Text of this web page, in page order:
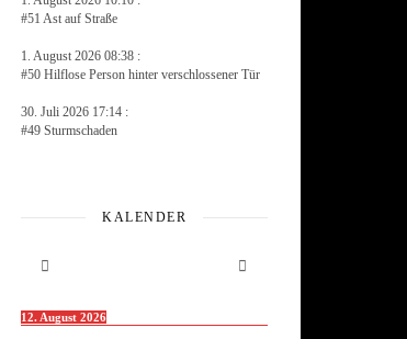
#51 Ast auf Straße
1. August 2026 08:38 :
#50 Hilflose Person hinter verschlossener Tür
30. Juli 2026 17:14 :
#49 Sturmschaden
KALENDER
12. August 2026